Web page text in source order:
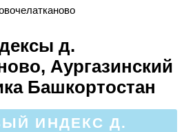
д.
Аургазинский
Башкортостан
ИНДЕКС Д.